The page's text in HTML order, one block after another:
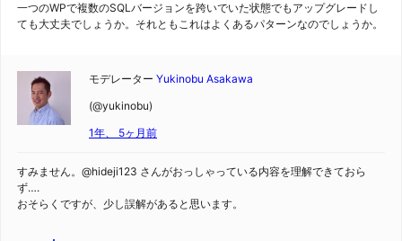
一つのWPで複数のSQLバージョンを跨いでいた状態でもアップグレードし
ても大丈夫でしょうか。それともこれはよくあるパターンなのでしょうか。
モデレーター Yukinobu Asakawa
(@yukinobu)
1年、 5ヶ月前
すみません。@hideji123 さんがおっしゃっている内容を理解できておら
ず….
おそらくですが、少し誤解があると思います。